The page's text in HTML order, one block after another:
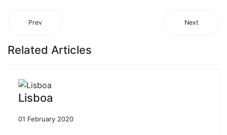
Prev Next
Related Articles
Lisboa
01 February 2020